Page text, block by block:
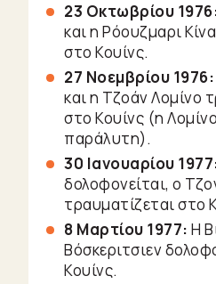
23 Οκτωβρίου
και η Ρόουζμαρι
στο Κουίνς.
27 Νοεμβρίου 1976:
και η Τζοάν Λομίνο
στο Κουίνς (η
παράλυτη).
30 Ιανουαρίου
δολοφονείται, ο
τραυματίζεται στο
8 Μαρτίου 1977: Η
Βόσκεριτσιεν
Κουίνς.